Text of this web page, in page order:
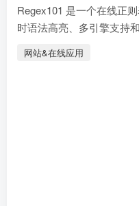
Regex101 是一个在线正
时语法高亮、多引擎支持
网站&在线应用